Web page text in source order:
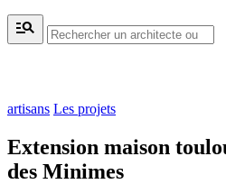
manage_search
artisans Les projets
Extension maison
des Minimes